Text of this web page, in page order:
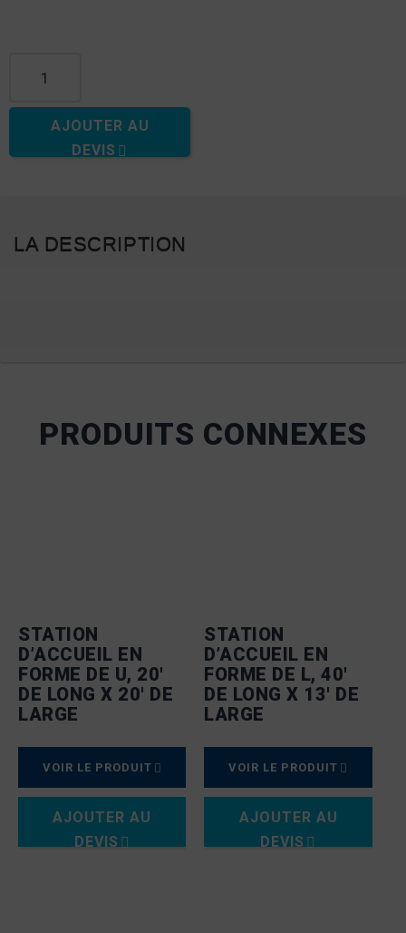
AJOUTER AU
DEVIS
LA DESCRIPTION
PRODUITS CONNEXES
STATION
D’ACCUEIL EN
FORME DE U, 20′
DE LONG X 20′ DE
LARGE
VOIR LE PRODUIT
AJOUTER AU
DEVIS
STATION
D’ACCUEIL EN
FORME DE L, 40′
DE LONG X 13′ DE
LARGE
VOIR LE PRODUIT
AJOUTER AU
DEVIS